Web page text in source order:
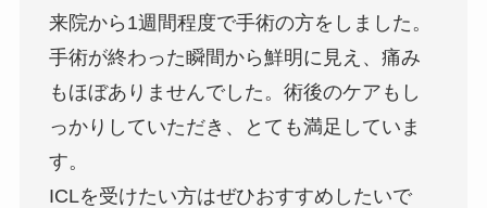
来院から1週間程度で手術の方をしました。
手術が終わった瞬間から鮮明に見え、痛み
もほぼありませんでした。術後のケアもし
っかりしていただき、とても満足していま
す。
ICLを受けたい方はぜひおすすめしたいで